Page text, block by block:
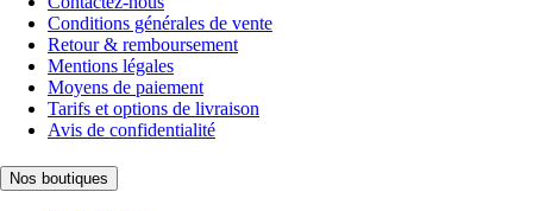
Conditions générales de vente
Retour & remboursement
Mentions légales
Moyens de paiement
Tarifs et options de livraison
Avis de confidentialité
Nos boutiques